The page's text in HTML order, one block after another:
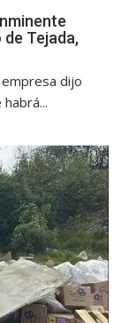
Tejada,
empresa dijo